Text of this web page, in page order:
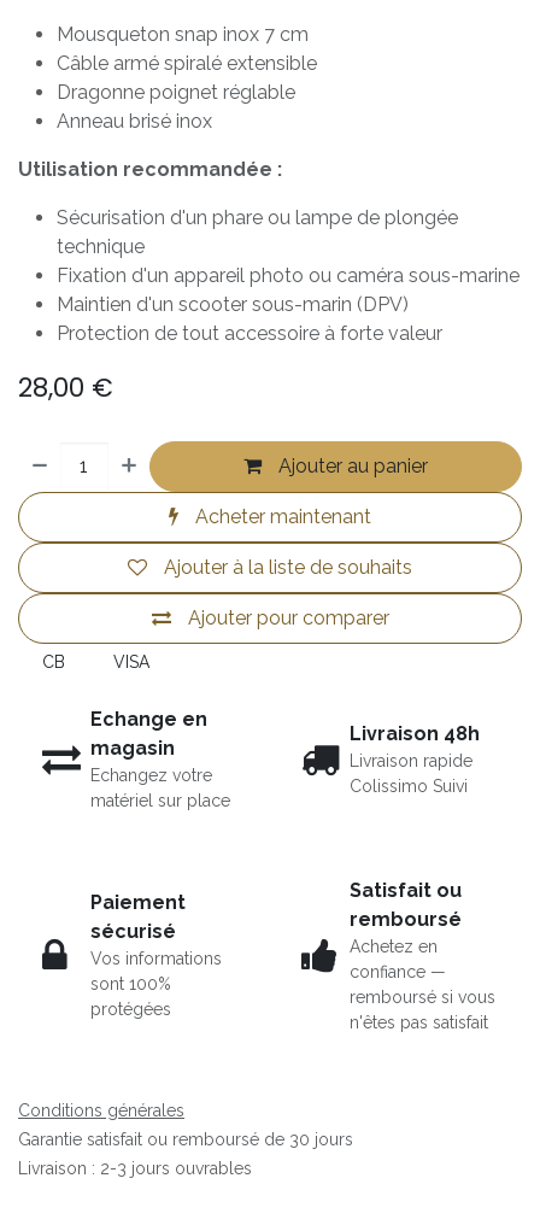
Mousqueton snap inox 7 cm
Câble armé spiralé extensible
Dragonne poignet réglable
Anneau brisé inox
Utilisation recommandée :
Sécurisation d'un phare ou lampe de plongée
technique
Fixation d'un appareil photo ou caméra sous-marine
Maintien d'un scooter sous-marin (DPV)
Protection de tout accessoire à forte valeur
28,00 €
Ajouter au panier
Acheter maintenant
Ajouter pour comparer
Ajouter à la liste de souhaits
CB VISA
Echange en
magasin
Echangez votre
matériel sur place
Livraison 48h
Livraison rapide
Colissimo Suivi
Paiement
sécurisé
Vos informations
sont 100%
protégées
Satisfait ou
remboursé
Achetez en
confiance —
remboursé si vous
n'êtes pas satisfait
Conditions générales
Garantie satisfait ou remboursé de 30 jours
Livraison : 2-3 jours ouvrables